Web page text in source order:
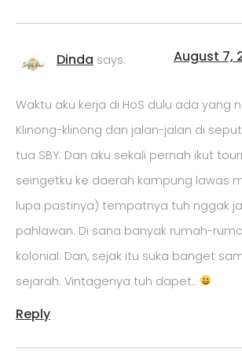
Dinda says: August 7,
Waktu aku kerja di HoS dulu ada yang
Klinong-klinong dan jalan-jalan di
tua SBY. Dan aku sekali pernah ikut
seingetku ke daerah kampung lawas
lupa pastinya) tempatnya tuh nggak
pahlawan. Di sana banyak rumah-
kolonial. Dan, sejak itu suka banget
sejarah. Vintagenya tuh dapet..
Reply